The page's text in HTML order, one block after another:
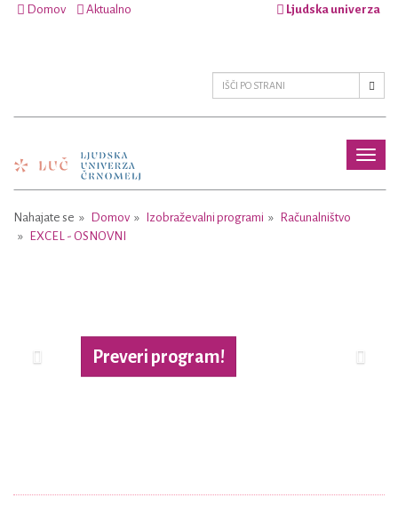
Domov Aktualno Ljudska univerza
Nahajate se Domov Izobraževalni programi
Računalništvo
EXCEL - OSNOVNI
Preveri program!